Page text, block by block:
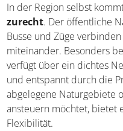
In der Region selbst
zurecht. Der öffentliche
Busse und Züge
miteinander. Besonders
verfügt über ein dichtes
und entspannt durch die
abgelegene Naturgebiete
ansteuern möchtet, bietet
Flexibilität.